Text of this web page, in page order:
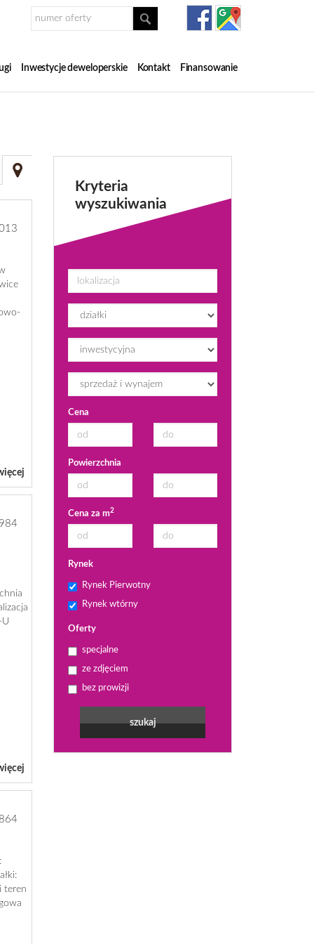
Inwestycje deweloperskie Kontakt Finansowanie
U
teren
Kryteria
wyszukiwania
Cena
Powierzchnia
Cena za m2
Rynek
Rynek Pierwotny
Rynek wtórny
Oferty
specjalne
ze zdjęciem
bez prowizji